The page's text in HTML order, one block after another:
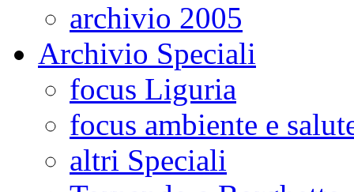
archivio 2005
Archivio Speciali
focus Liguria
focus ambiente e
altri Speciali